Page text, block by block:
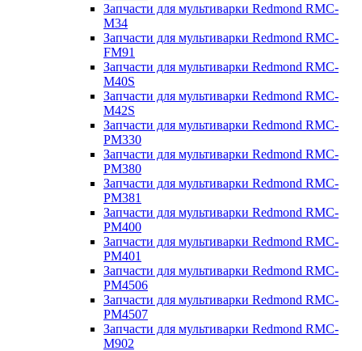
Запчасти для мультиварки Redmond RMC-
M34
Запчасти для мультиварки Redmond RMC-
FM91
Запчасти для мультиварки Redmond RMC-
M40S
Запчасти для мультиварки Redmond RMC-
M42S
Запчасти для мультиварки Redmond RMC-
PM330
Запчасти для мультиварки Redmond RMC-
PM380
Запчасти для мультиварки Redmond RMC-
PM381
Запчасти для мультиварки Redmond RMC-
PM400
Запчасти для мультиварки Redmond RMC-
PM401
Запчасти для мультиварки Redmond RMC-
PM4506
Запчасти для мультиварки Redmond RMC-
PM4507
Запчасти для мультиварки Redmond RMC-
M902